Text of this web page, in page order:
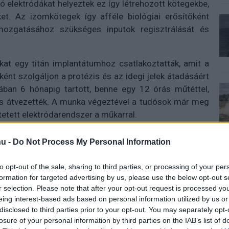
- Do Not Process My Personal Information
opt-out of the sale, sharing to third parties, or processing of your
for targeted advertising by us, please use the below opt-out
selection. Please note that after your opt-out request is processed
interest-based ads based on personal information utilized by us
to third parties prior to your opt-out. You may separately
of your personal information by third parties on the IAB’s list of
elektródákat helyeztek ez így létrehozott kötegekbe,
Az izomkötegek így afféle biológiai erősítőként
szükséges inputok regisztrálását és
egy titán implantátumhoz csatlakoztatták, amit a
szolgáljon a protézis és az idegi jelek átadásáért
6 hónapig tartott, benne egy 12 órás műtéttel,
A munka végeztével a tudósok már meg
elektródarendszer a műkarral.
be, amelyek a protézis befogadója által
jeleket, beleértve az olyan finom műveleteket is,
egyes mozdulatot be lehetett programozni a
szándékának megfelelő mozgásra kényszerítsék